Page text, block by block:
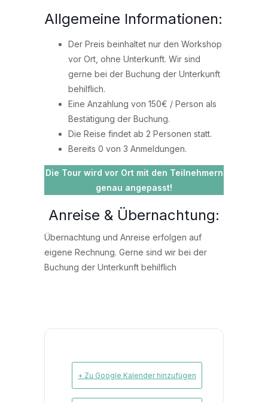
Allgemeine Informationen:
Der Preis beinhaltet nur den Workshop
vor Ort, ohne Unterkunft. Wir sind
gerne bei der Buchung der Unterkunft
behilflich.
Eine Anzahlung von 150€ / Person als
Bestätigung der Buchung.
Die Reise findet ab 2 Personen statt.
Bereits 0 von 3 Anmeldungen.
Die Tour wird vor Ort mit den Teilnehmern
genau angepasst!
Anreise & Übernachtung:
Übernachtung und Anreise erfolgen auf
eigene Rechnung. Gerne sind wir bei der
Buchung der Unterkunft behilflich
+ Zu Google Kalender hinzufügen